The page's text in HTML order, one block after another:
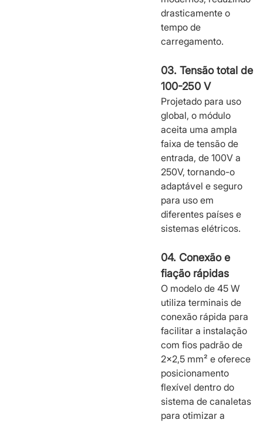
drasticamente o
tempo de
carregamento.
03. Tensão total de
100-250 V
Projetado para uso
global, o módulo
aceita uma ampla
faixa de tensão de
entrada, de 100V a
250V, tornando-o
adaptável e seguro
para uso em
diferentes países e
sistemas elétricos.
04. Conexão e
fiação rápidas
O modelo de 45 W
utiliza terminais de
conexão rápida para
facilitar a instalação
com fios padrão de
2x2,5 mm² e oferece
posicionamento
flexível dentro do
sistema de canaletas
para otimizar a